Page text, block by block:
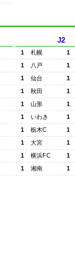
J2
1 札幌
1
1
八戸
1
1
仙台
1
1
秋田
1
1
山形
1
1
いわき
1
1
栃木C
1
1
大宮
1
1
横浜FC
1
1
湘南 1